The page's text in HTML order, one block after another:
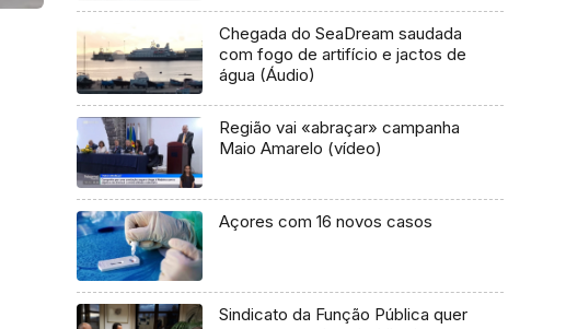
Chegada do SeaDream saudada
com fogo de artifício e jactos de
água (Áudio)
Região vai «abraçar» campanha
Maio Amarelo (vídeo)
Açores com 16 novos casos
Sindicato da Função Pública quer